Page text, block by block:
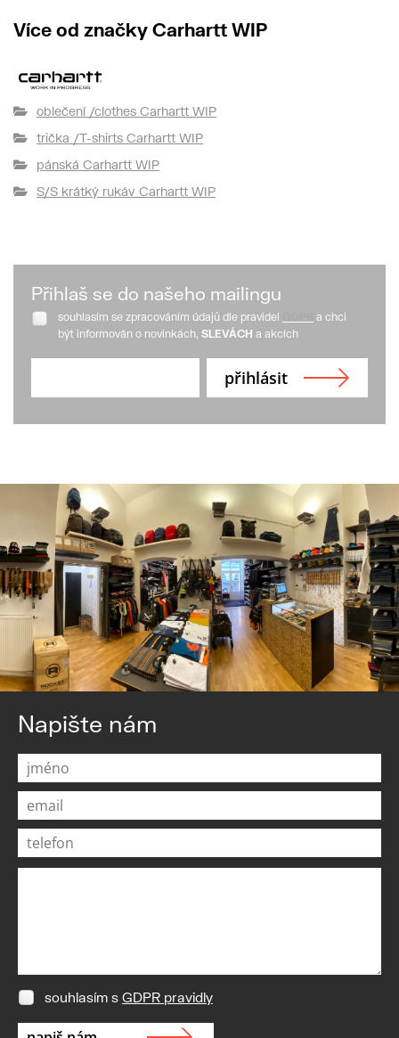
Více od značky Carhartt WIP
oblečení /clothes Carhartt WIP
trička /T-shirts Carhartt WIP
pánská Carhartt WIP
S/S krátký rukáv Carhartt WIP
Přihlaš se do našeho mailingu
souhlasím se zpracováním údajů dle pravidel
a chci
být informován o novinkách, SLEVÁCH a akcích
Napište nám
souhlasím s GDPR pravidly